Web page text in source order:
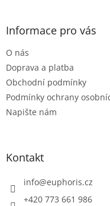
Informace pro vás
O nás
Doprava a platba
Obchodní podmínky
Podmínky ochrany
Napište nám
Kontakt
info@euphoris.cz
+420 773 661 986